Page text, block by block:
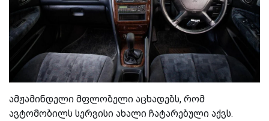
ამჟამინდელი მფლობელი აცხადებს, რომ
ავტომობილს სერვისი ახალი ჩატარებული აქვს.